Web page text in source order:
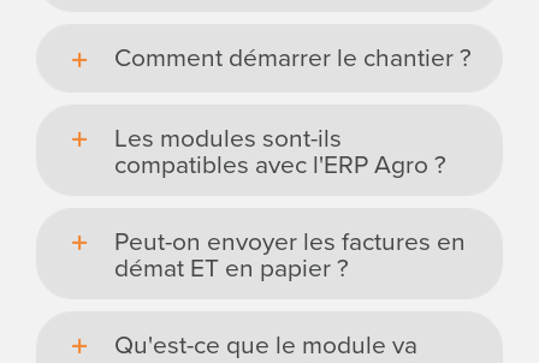
Comment démarrer le chantier ?
Les modules sont-ils
compatibles avec l'ERP Agro ?
Peut-on envoyer les factures en
démat ET en papier ?
Qu'est-ce que le module va